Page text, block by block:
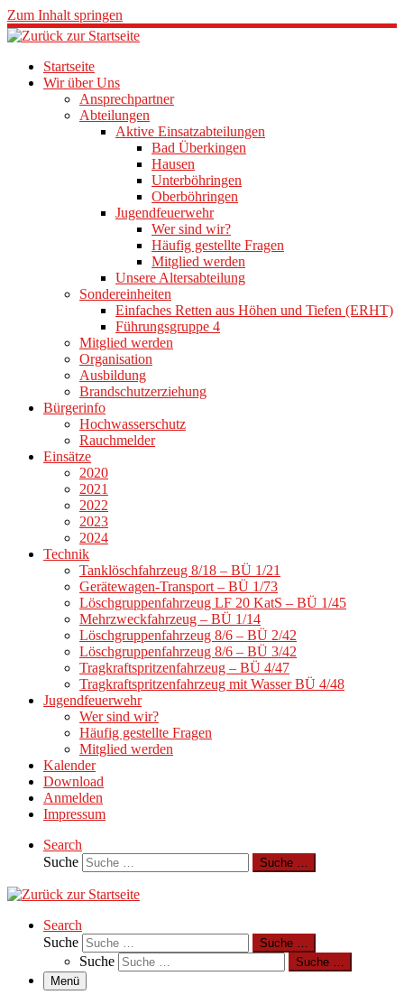
Zum Inhalt springen
Startseite
Wir über Uns
Ansprechpartner
Abteilungen
Aktive Einsatzabteilungen
Bad Überkingen
Hausen
Unterböhringen
Oberböhringen
Jugendfeuerwehr
Wer sind wir?
Häufig gestellte Fragen
Mitglied werden
Unsere Altersabteilung
Sondereinheiten
Einfaches Retten aus Höhen und Tiefen (ERHT)
Führungsgruppe 4
Mitglied werden
Organisation
Ausbildung
Brandschutzerziehung
Bürgerinfo
Hochwasserschutz
Rauchmelder
Einsätze
2020
2021
2022
2023
2024
Technik
Tanklöschfahrzeug 8/18 – BÜ 1/21
Gerätewagen-Transport – BÜ 1/73
Löschgruppenfahrzeug LF 20 KatS – BÜ 1/45
Mehrzweckfahrzeug – BÜ 1/14
Löschgruppenfahrzeug 8/6 – BÜ 2/42
Löschgruppenfahrzeug 8/6 – BÜ 3/42
Tragkraftspritzenfahrzeug – BÜ 4/47
Tragkraftspritzenfahrzeug mit Wasser BÜ 4/48
Jugendfeuerwehr
Wer sind wir?
Häufig gestellte Fragen
Mitglied werden
Kalender
Download
Anmelden
Impressum
Search
Suche
Suche …
Search
Suche
Suche …
Suche
Suche …
Menü